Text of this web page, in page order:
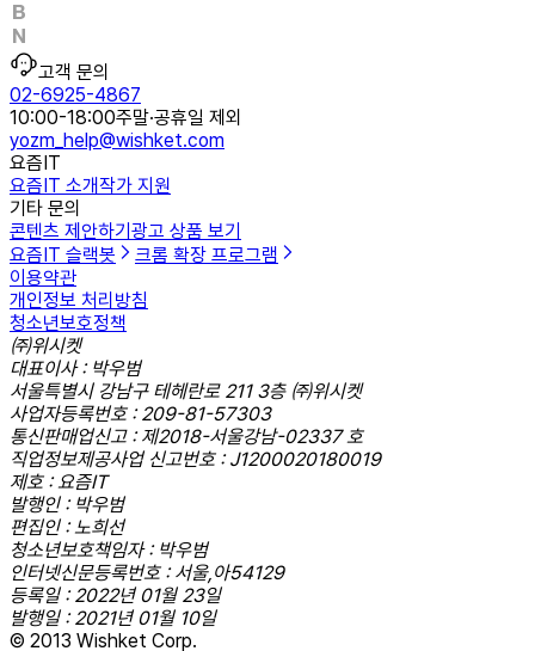
고객 문의
02-6925-4867
10:00-18:00주말·공휴일 제외
yozm_help@wishket.com
요즘IT
요즘IT 소개작가 지원
기타 문의
콘텐츠 제안하기광고 상품 보기
요즘IT 슬랙봇
크롬 확장 프로그램
이용약관
개인정보 처리방침
청소년보호정책
㈜위시켓
대표이사 : 박우범
서울특별시 강남구 테헤란로 211 3층 ㈜위시켓
사업자등록번호 : 209-81-57303
통신판매업신고 : 제2018-서울강남-02337 호
직업정보제공사업 신고번호 : J1200020180019
제호 : 요즘IT
발행인 : 박우범
편집인 : 노희선
청소년보호책임자 : 박우범
인터넷신문등록번호 : 서울,아54129
등록일 : 2022년 01월 23일
발행일 : 2021년 01월 10일
© 2013 Wishket Corp.